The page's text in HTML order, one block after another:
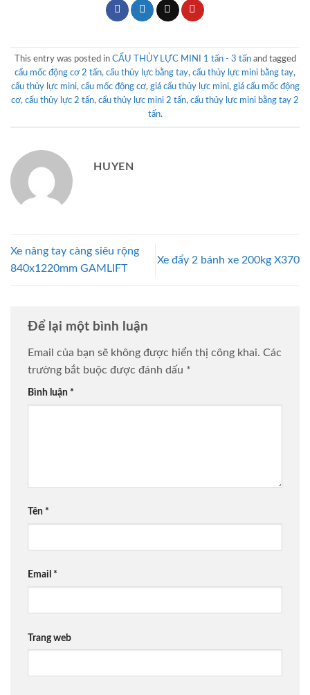
This entry was posted in CẨU THỦY LỰC MINI 1 tấn - 3 tấnand tagged
cẩu mốc động cơ 2 tấn, cẩu thủy lực bằng tay, cẩu thủy lực mini bằng tay,
cẩu thủy lực mini, cẩu mốc động cơ, giá cẩu thủy lực mini, giá cẩu mốc động
cơ, cẩu thủy lực 2 tấn, cẩu thủy lực mini 2 tấn, cẩu thủy lực mini bằng tay 2
tấn.
HUYEN
Xe nâng tay càng siêu rộng
840x1220mm GAMLIFT
Xe đẩy 2 bánh xe 200kg X370
Để lại một bình luận
Email của bạn sẽ không được hiển thị công khai. Các
trường bắt buộc được đánh dấu *
Bình luận *
Tên *
Email *
Trang web